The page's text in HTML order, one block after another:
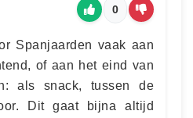
0
Spanjaarden vaak aan
of aan het eind van
als snack, tussen de
Dit gaat bijna altijd